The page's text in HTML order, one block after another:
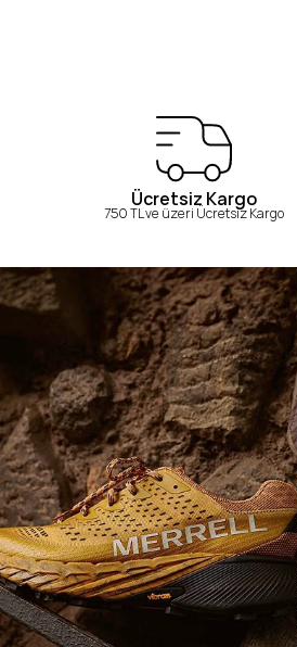
Ücretsiz Kargo
750 TL ve üzeri Ücretsiz Kargo